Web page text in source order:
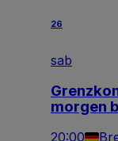
26
sab
morgen
20:00